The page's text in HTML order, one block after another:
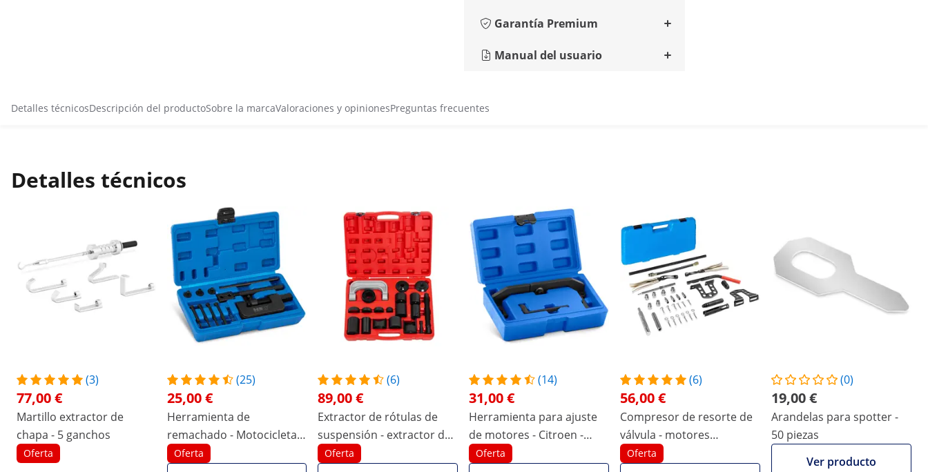
Garantía Premium
Manual del usuario
Detalles técnicosDescripción del productoSobre la marcaValoraciones y opinionesPreguntas frecuentes
Detalles técnicos
(3)
77,00 €
Martillo extractor de
chapa - 5 ganchos
Oferta
(25)
25,00 €
Herramienta de
remachado - Motocicleta -
3 puntas de separación -
Oferta
(6)
89,00 €
Extractor de rótulas de
suspensión - extractor de
terminales de dirección -
Oferta
(14)
31,00 €
Herramienta para ajuste
de motores - Citroen -
Peugeot - 1.0 / 1.2 VTi
Oferta
(6)
56,00 €
Compresor de resorte de
válvula - motores
gasolina/diésel con 8, 16,
Oferta
(0)
19,00 €
Arandelas para spotter -
50 piezas
Ver producto